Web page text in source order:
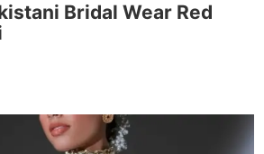
Bridal Wear Red